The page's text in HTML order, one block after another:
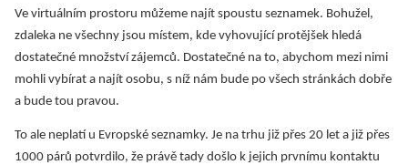
Ve virtuálním prostoru můžeme najít spoustu seznamek. Bohužel,
zdaleka ne všechny jsou místem, kde vyhovující protějšek hledá
dostatečné množství zájemců. Dostatečné na to, abychom mezi nimi
mohli vybírat a najít osobu, s níž nám bude po všech stránkách dobře
a bude tou pravou.
To ale neplatí u Evropské seznamky. Je na trhu již přes 20 let a již přes
1000 párů potvrdilo, že právě tady došlo k jejich prvnímu kontaktu